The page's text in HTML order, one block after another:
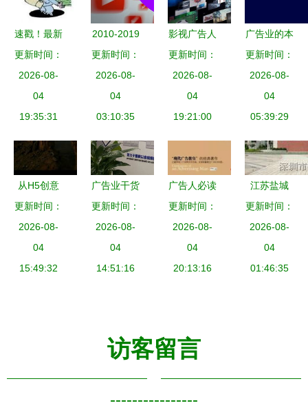
服务为例
的？
理咨询服务
等的四十年
转身
速戳！最新
《江苏省广
告条例》教
你如何免受
广告侵扰！
询服务
更新时间：
2026-08-
04
19:35:31
2010-2019
改变全球广
告业的十位
风云人物
更新时间：
2026-08-
04
03:10:35
影视广告人
需具备的核
心素养与企
业管理咨询
的关键启示
更新时间：
2026-08-
04
19:21:00
广告业的本
质与变局
一种行业体
系的整体重
构
更新时间：
2026-08-
04
05:39:29
从H5创意
到国际全案
一个年轻广
告人的逆势
突围
更新时间：
2026-08-
04
15:49:32
广告业干货
盘点 文化
墙设计中常
见的15种材
质详解
更新时间：
2026-08-
04
14:51:16
广告人必读
解码“现代
广告教
皇”的四部
经典，赋能
更新时间：
2026-08-
04
20:13:16
江苏盐城
P10全彩
LED广告屏
企业品牌宣
传利器与专
更新时间：
2026-08-
04
01:46:35
访客留言
----------------